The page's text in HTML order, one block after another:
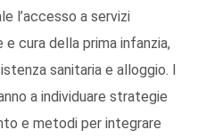
l’accesso a servizi
cura della prima infanzia,
sanitaria e alloggio. I
a individuare strategie
e metodi per integrare